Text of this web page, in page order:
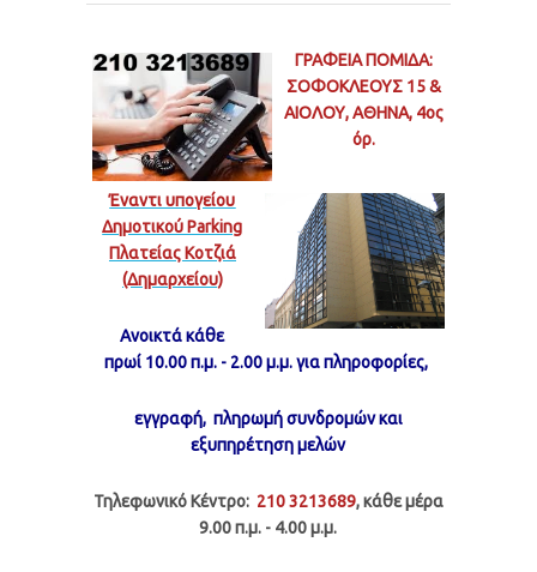
ΓΡΑΦΕΙΑ ΠΟΜΙΔΑ:
ΣΟΦΟΚΛΕΟΥΣ 15 &
ΑΙΟΛΟΥ, ΑΘΗΝΑ, 4ος
όρ.
Έναντι υπογείου
Δημοτικού Parking
Πλατείας Κοτζιά
(Δημαρχείου)
Ανοικτά κάθε
πρωί 10.00 π.μ. - 2.00 μ.μ.για πληροφορίες,
εγγραφή, πληρωμή συνδρομών και
εξυπηρέτηση μελών
Τηλεφωνικό Κέντρο: 210 3213689, κάθε μέρα
9.00 π.μ. - 4.00 μ.μ.